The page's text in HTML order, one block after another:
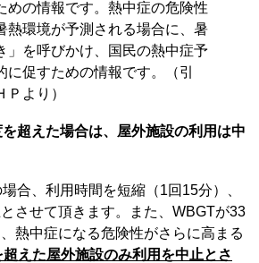
めの情報です。熱中症の危険性
熱環境が予測される場合に、暑
」を呼びかけ、国民の熱中症予
に促すための情報です。（引
Ｐより）
超えた場合は、屋外施設の利用は中
合、利用時間を短縮（1回15分）、
させて頂きます。また、WBGTが33
熱中症になる危険性がさらに高まる
えた屋外施設のみ利用を中止とさ